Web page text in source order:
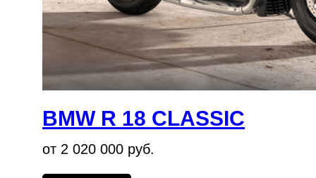
BMW R 18 CLASSIC
от 2 020 000 руб.